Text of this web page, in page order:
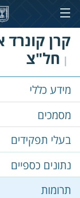
קרן
| חל"צ
מידע כללי
מסמכים
בעלי תפקידים
נתונים כספיים
תרומות